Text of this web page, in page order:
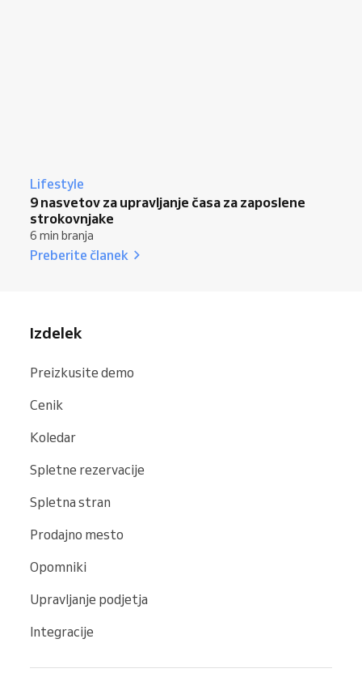
Lifestyle
9 nasvetov za upravljanje časa za zaposlene
strokovnjake
6 min branja
Preberite članek
Izdelek
Preizkusite demo
Cenik
Koledar
Spletne rezervacije
Spletna stran
Prodajno mesto
Opomniki
Upravljanje podjetja
Integracije